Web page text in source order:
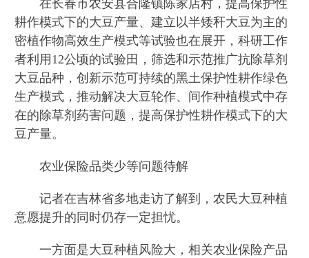
在长春市农安县合隆镇陈家店村，提高保护性
耕作模式下的大豆产量、建立以半矮秆大豆为主的
密植作物高效生产模式等试验也在展开，科研工作
者利用12公顷的试验田，筛选和示范推广抗除草剂
大豆品种，创新示范可持续的黑土保护性耕作绿色
生产模式，推动解决大豆轮作、间作种植模式中存
在的除草剂药害问题，提高保护性耕作模式下的大
豆产量。
农业保险品类少等问题待解
记者在吉林省多地走访了解到，农民大豆种植
意愿提升的同时仍存一定担忧。
一方面是大豆种植风险大，相关农业保险产品